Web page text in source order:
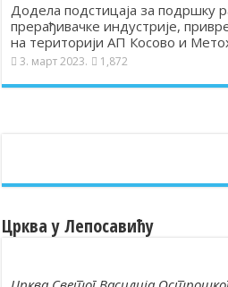
Додела подстицаја за подршку
прерађивачке индустрије,
на територији АП Косово и
3. март 2023. 1,872
Црква у Лепосавићу